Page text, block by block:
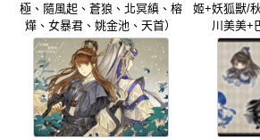
極、隨風起、蒼狼、北冥縝、榕
燁、女暴君、姚金池、天首）
姬+妖狐獸/
川美美+